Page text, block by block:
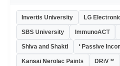
Invertis University LG
SBS University ImmunoACT
Shiva and Shakti ‘ Passive
Kansai Nerolac Paints DRiV™